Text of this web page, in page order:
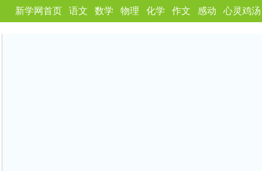
新学网首页 语文 数学 物理 化学 作文 感动 心灵鸡汤